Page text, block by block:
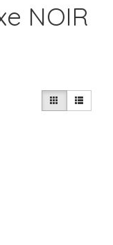
NOIR